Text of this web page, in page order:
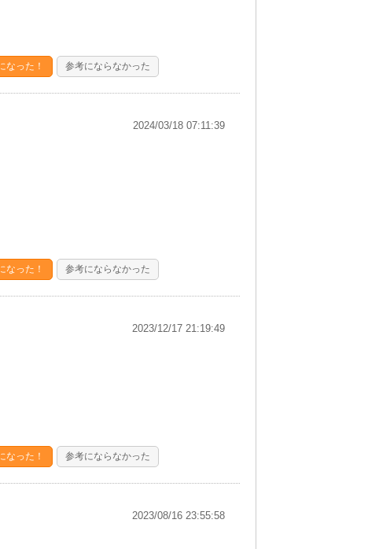
なった！ 参考にならなかった
2024/03/18 07:11:39
なった！ 参考にならなかった
2023/12/17 21:19:49
なった！ 参考にならなかった
2023/08/16 23:55:58